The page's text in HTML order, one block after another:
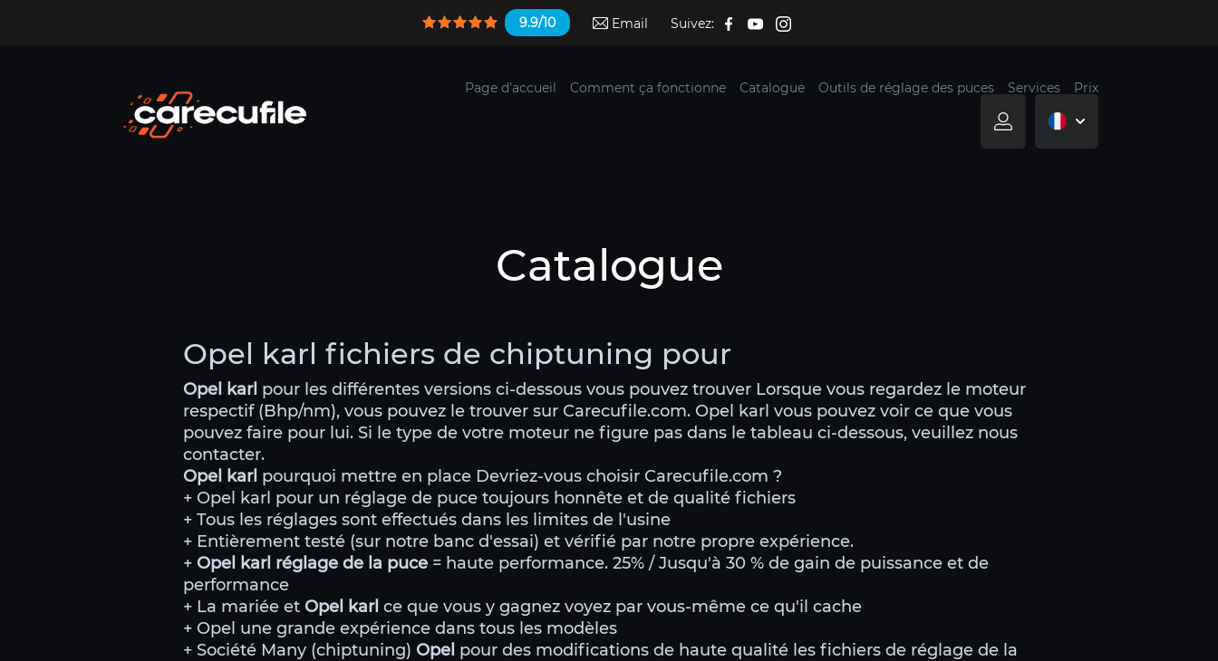
9.9/10 Email Suivez:
Page d'accueil Comment ça fonctionne Catalogue Outils de réglage des puces Services Prix
Catalogue
Opel karl fichiers de chiptuning pour
Opel karl pour les différentes versions ci-dessous vous pouvez trouver Lorsque vous regardez le moteur
respectif (Bhp/nm), vous pouvez le trouver sur Carecufile.com. Opel karl vous pouvez voir ce que vous
pouvez faire pour lui. Si le type de votre moteur ne figure pas dans le tableau ci-dessous, veuillez nous
contacter.
Opel karl pourquoi mettre en place Devriez-vous choisir Carecufile.com ?
+ Opel karl pour un réglage de puce toujours honnête et de qualité fichiers
+ Tous les réglages sont effectués dans les limites de l'usine
+ Entièrement testé (sur notre banc d'essai) et vérifié par notre propre expérience.
+ Opel karl réglage de la puce = haute performance. 25% / Jusqu'à 30 % de gain de puissance et de
performance
+ La mariée et Opel karl ce que vous y gagnez voyez par vous-même ce qu'il cache
+ Opel une grande expérience dans tous les modèles
+ Société Many (chiptuning) Opel pour des modifications de haute qualité les fichiers de réglage de la